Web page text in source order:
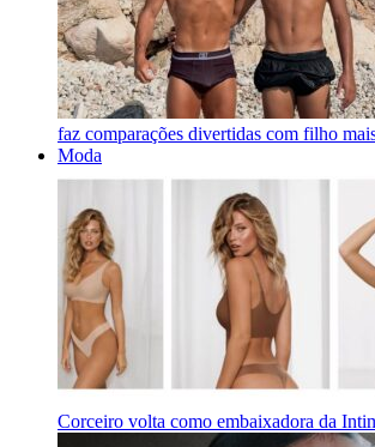
faz comparações divertidas com filho
Moda
Corceiro volta como embaixadora da